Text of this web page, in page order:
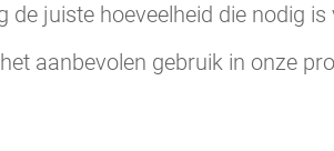
de juiste hoeveelheid die nodig
aanbevolen gebruik in onze